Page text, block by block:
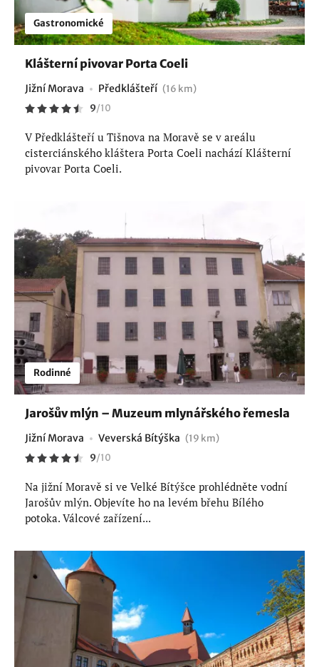
Gastronomické
Klášterní pivovar Porta Coeli
Jižní Morava Předklášteří (16 km)
9/10
V Předklášteří u Tišnova na Moravě se v areálu
cisterciánského kláštera Porta Coeli nachází Klášterní
pivovar Porta Coeli.
Rodinné
Jarošův mlýn – Muzeum mlynářského řemesla
Jižní Morava Veverská Bítýška (19 km)
9/10
Na jižní Moravě si ve Velké Bítýšce prohlédněte vodní
Jarošův mlýn. Objevíte ho na levém břehu Bílého
potoka. Válcové zařízení...